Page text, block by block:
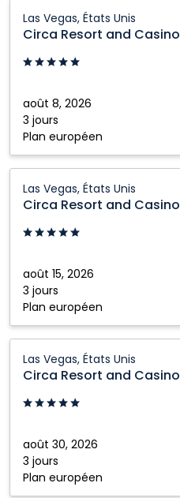
Las Vegas, États Unis
Circa Resort and Casino
août 8, 2026
3 jours
Plan européen
Resort
and
Casino:
Vegas,
États
Unis
Las Vegas, États Unis
Circa Resort and Casino
août 15, 2026
3 jours
Plan européen
Resort
and
Casino:
Vegas,
États
Unis
Las Vegas, États Unis
Circa Resort and Casino
août 30, 2026
3 jours
Plan européen
Resort
and
Casino:
Vegas,
États
Unis